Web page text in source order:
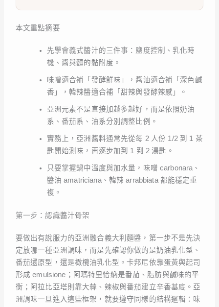
本文重點摘要
先學會義式醬汁的三件事：鹽度控制、乳化時
機、醬與麵的黏附度。
味噌適合補「發酵鮮味」，醬油適合補「深色鹹
香」，韓辣醬適合補「甜辣與發酵辣感」。
亞洲元素不是直接加越多越好，而是依照奶油
系、番茄系、油系分別調整比例。
實務上，亞洲醬料通常先從每 2 人份 1/2 到 1 茶
匙開始測味，再逐步加到 1 到 2 湯匙。
只要掌握鍋中溫度與加水量，味噌 carbonara、
醬油 amatriciana、韓辣 arrabbiata 都能穩定重
複。
第一步：認識醬汁骨架
要做出有說服力的亞洲融合義大利麵醬，第一步不是先決
定放哪一種亞洲調味，而是先確認你做的是奶油乳化型、
番茄還原型，還是橄欖油乳化型。卡邦尼依靠蛋黃與起司
形成 emulsione；阿瑪特里恰納是番茄、脂肪與鹹味的平
衡；阿拉比亞塔則靠大蒜、辣椒與番茄建立辛香基底。亞
洲調味一旦進入這些框架，就要遵守同樣的結構邏輯：味